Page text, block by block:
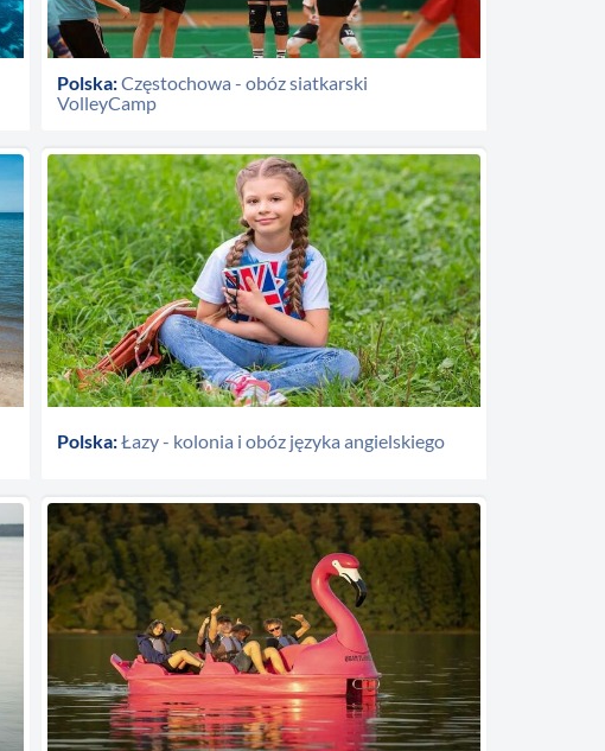
Polska:Częstochowa - obóz siatkarski
VolleyCamp
Polska:Łazy - kolonia i obóz języka angielskiego